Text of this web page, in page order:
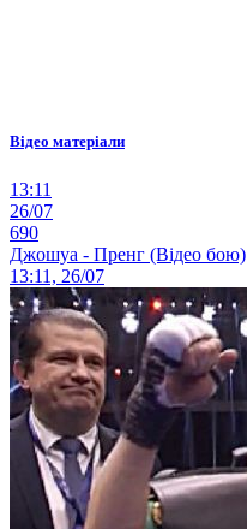
Відео матеріали
13:11
26/07
690
Джошуа - Пренг (Відео бою)
13:11, 26/07